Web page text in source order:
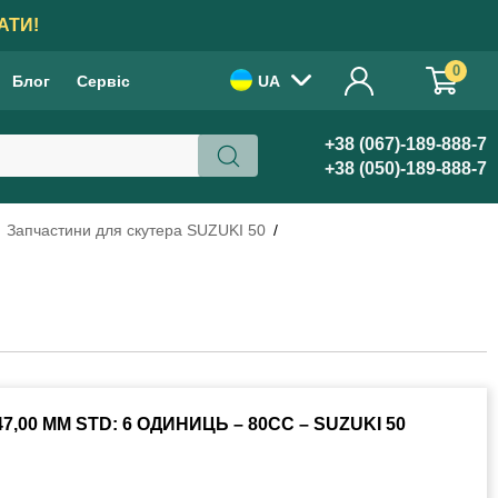
Блог Сервіс UA
0
+38 (067)-189-888-7
+38 (050)-189-888-7
Запчастини для скутера SUZUKI 50
ММ STD: 6 ОДИНИЦЬ – 80CC – SUZUKI 50